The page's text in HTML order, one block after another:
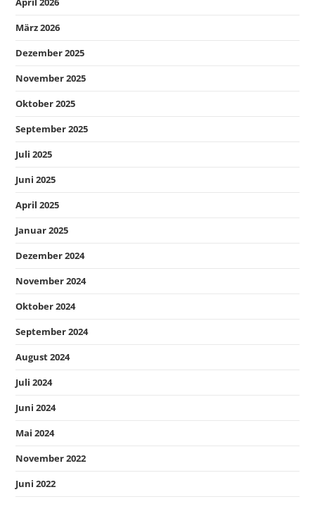
März 2026
Dezember 2025
November 2025
Oktober 2025
September 2025
Juli 2025
Juni 2025
April 2025
Januar 2025
Dezember 2024
November 2024
Oktober 2024
September 2024
August 2024
Juli 2024
Juni 2024
Mai 2024
November 2022
Juni 2022